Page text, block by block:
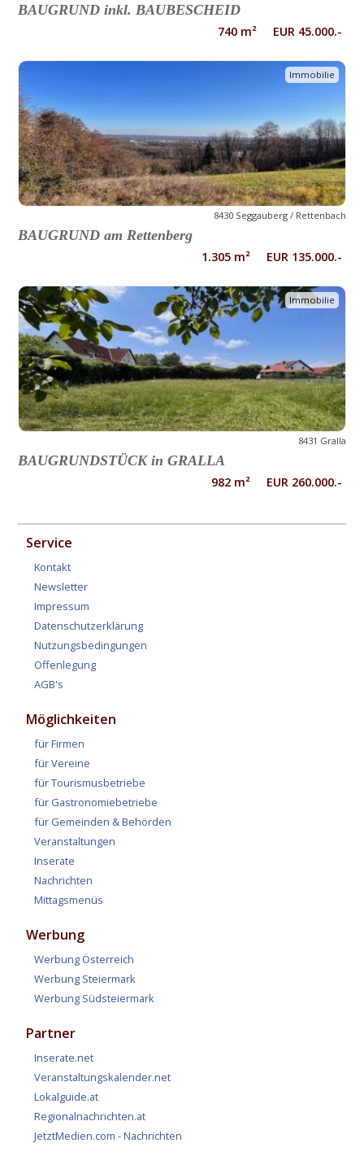
BAUGRUND inkl. BAUBESCHEID
740 m² EUR 45.000.-
Immobilie
8430 Seggauberg / Rettenbach
BAUGRUND am Rettenberg
1.305 m² EUR 135.000.-
Immobilie
8431 Gralla
BAUGRUNDSTÜCK in GRALLA
982 m² EUR 260.000.-
Service
Kontakt
Newsletter
Impressum
Datenschutzerklärung
Nutzungsbedingungen
Offenlegung
AGB's
Möglichkeiten
für Firmen
für Vereine
für Tourismusbetriebe
für Gastronomiebetriebe
für Gemeinden & Behörden
Veranstaltungen
Inserate
Nachrichten
Mittagsmenüs
Werbung
Werbung Österreich
Werbung Steiermark
Werbung Südsteiermark
Partner
Inserate.net
Veranstaltungskalender.net
Lokalguide.at
Regionalnachrichten.at
JetztMedien.com - Nachrichten